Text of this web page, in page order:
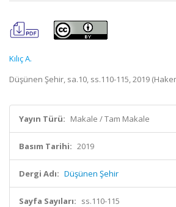
Kılıç A.
Düşünen Şehir, sa.10, ss.110-115, 2019
Yayın Türü: Makale / Tam Makale
Basım Tarihi: 2019
Dergi Adı: Düşünen Şehir
Sayfa Sayıları: ss.110-115